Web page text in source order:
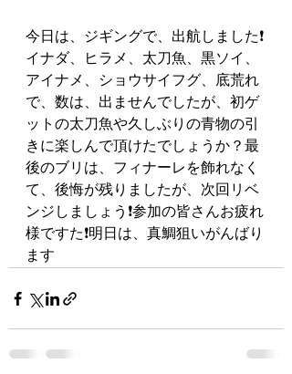
今日は、ジギングで、出航しました❗️
イナダ、ヒラメ、太刀魚、黒ソイ、
アイナメ、ショウサイフグ、底荒れ
で、数は、出ませんでしたが、初ゲ
ットの太刀魚や久しぶりの青物の引
きに楽しんで頂けたでしょうか？最
後のブリは、フィナーレを飾れなく
て、後悔が残りましたが、次回リベ
ンジしましょう❗️参加の皆さんお疲れ
様ですた❗️明日は、真鯛狙いがんばり
ます